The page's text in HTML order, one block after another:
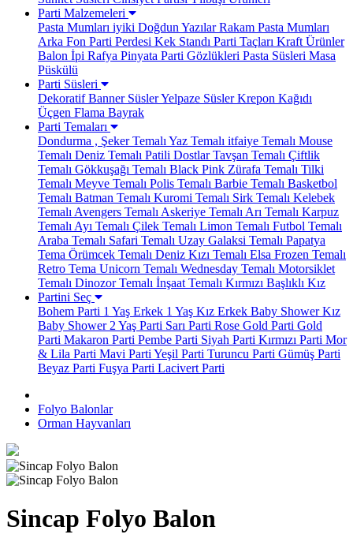
Parti Malzemeleri
Pasta Mumları iyiki Doğdun YazılarRakam Pasta Mumları
Arka Fon Parti Perdesi Kek Standı Parti Taçları Kraft Ürünler
Balon İpi Rafya Pinyata Parti Gözlükleri Pasta Süsleri Masa
Püskülü
Parti Süsleri
Dekoratif Banner SüslerYelpaze SüslerKrepon Kağıdı
Üçgen Flama Bayrak
Parti Temaları
Dondurma , Şeker Temalı Yaz Temalı itfaiye Temalı Mouse
Temalı Deniz Temalı Patili DostlarTavşan Temalı Çiftlik
Temalı Gökkuşağı Temalı Black Pink Zürafa Temalı Tilki
Temalı Meyve Temalı Polis Temalı Barbie Temalı Basketbol
Temalı Batman Temalı Kuromi Temalı Sirk Temalı Kelebek
Temalı Avengers Temalı Askeriye Temalı Arı Temalı Karpuz
Temalı Ayı Temalı Çilek Temalı Limon Temalı Futbol Temalı
Araba Temalı Safari Temalı Uzay Galaksi Temalı Papatya
Tema Örümcek Temalı Deniz Kızı Temalı Elsa Frozen Temalı
Retro Tema Unicorn Temalı Wednesday Temalı Motorsiklet
Temalı Dinozor Temalı İnşaat Temalı Kırmızı Başlıklı Kız
Partini Seç
Bohem Parti 1 Yaş Erkek 1 Yaş Kız Erkek Baby ShowerKız
Baby Shower2 Yaş Parti Sarı Parti Rose Gold Parti Gold
Parti Makaron Parti Pembe Parti Siyah Parti Kırmızı Parti Mor
& Lila Parti Mavi Parti Yeşil Parti Turuncu Parti Gümüş Parti
Beyaz Parti Fuşya Parti Lacivert Parti
Folyo Balonlar
Orman Hayvanları
Sincap Folyo Balon